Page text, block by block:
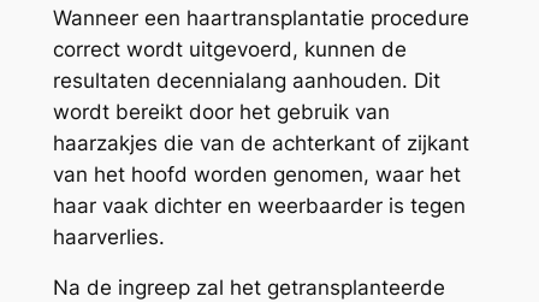
Wanneer een haartransplantatie procedure
correct wordt uitgevoerd, kunnen de
resultaten decennialang aanhouden. Dit
wordt bereikt door het gebruik van
haarzakjes die van de achterkant of zijkant
van het hoofd worden genomen, waar het
haar vaak dichter en weerbaarder is tegen
haarverlies.
Na de ingreep zal het getransplanteerde